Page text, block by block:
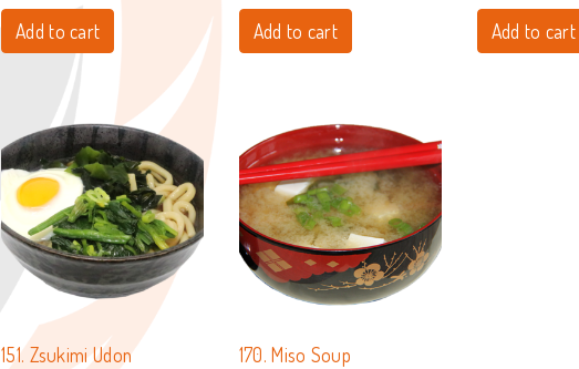
Add to cart Add to cart Add to cart
151. Zsukimi Udon 170. Miso Soup